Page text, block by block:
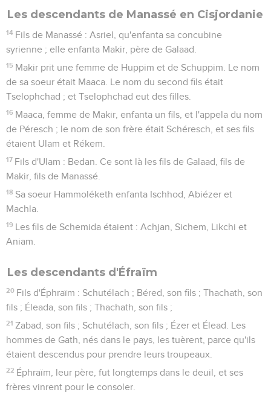
Les descendants de Manassé en Cisjordanie
14 Fils de Manassé : Asriel, qu'enfanta sa concubine
syrienne ; elle enfanta Makir, père de Galaad.
15 Makir prit une femme de Huppim et de Schuppim. Le nom
de sa soeur était Maaca. Le nom du second fils était
Tselophchad ; et Tselophchad eut des filles.
16 Maaca, femme de Makir, enfanta un fils, et l'appela du nom
de Péresch ; le nom de son frère était Schéresch, et ses fils
étaient Ulam et Rékem.
17 Fils d'Ulam : Bedan. Ce sont là les fils de Galaad, fils de
Makir, fils de Manassé.
18 Sa soeur Hammoléketh enfanta Ischhod, Abiézer et
Machla.
19 Les fils de Schemida étaient : Achjan, Sichem, Likchi et
Aniam.
Les descendants d'Éfraïm
20 Fils d'Éphraïm : Schutélach ; Béred, son fils ; Thachath, son
fils ; Éleada, son fils ; Thachath, son fils ;
21 Zabad, son fils ; Schutélach, son fils ; Ézer et Élead. Les
hommes de Gath, nés dans le pays, les tuèrent, parce qu'ils
étaient descendus pour prendre leurs troupeaux.
22 Éphraïm, leur père, fut longtemps dans le deuil, et ses
frères vinrent pour le consoler.